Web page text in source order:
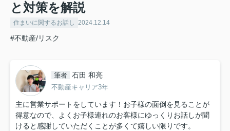
と対策を解説
住まいに関するお話し 2024.12.14
#不動産/リスク
筆者 石田 和亮
不動産キャリア3年
主に営業サポートをしています！お子様の面倒を見ることが
得意なので、よくお子様連れのお客様にゆっくりお話しが聞
けると感謝していただくことが多くて嬉しい限りです。